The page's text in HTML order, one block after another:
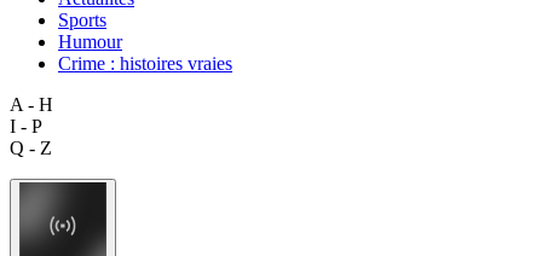
Sports
Humour
Crime : histoires vraies
A - H
I - P
Q - Z